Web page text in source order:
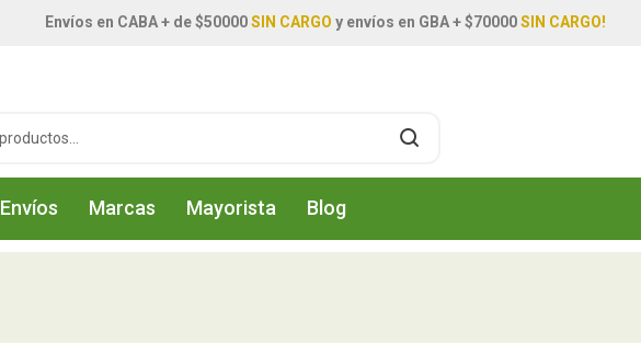
Envíos en CABA + de $50000SIN CARGO y envíos en GBA + $70000SIN CARGO!
Envíos Marcas Mayorista Blog